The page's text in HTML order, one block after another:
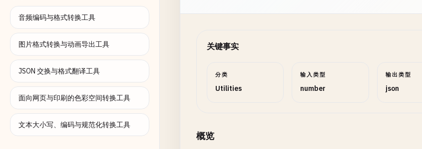
音频编码与格式转换工具
图片格式转换与动画导出工具
JSON 交换与格式翻译工具
面向网页与印刷的色彩空间转换工具
文本大小写、编码与规范化转换工具
关键事实
分类
Utilities
输入类型
number
输出类型
json
概览